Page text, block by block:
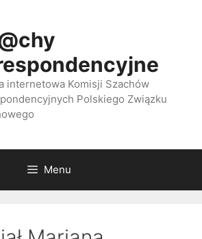
internetowa Komisji Szachów
Polskiego Związku
Menu